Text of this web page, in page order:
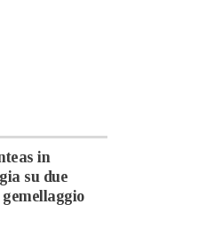
in
su due